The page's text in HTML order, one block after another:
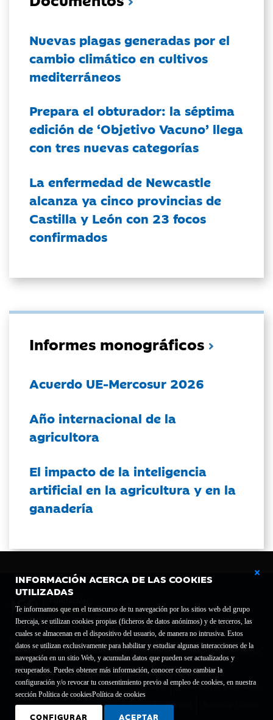
INFORMACIÓN ACERCA DE LAS COOKIES
UTILIZADAS
Te informamos que en el transcurso de tu navegación por los sitios web del grupo
Ibercaja, se utilizan cookies propias (ficheros de datos anónimos) y de terceros, las
cuales se almacenan en el dispositivo del usuario, de manera no intrusiva. Estos
datos se utilizan exclusivamente para habilitar y estudiar algunas interacciones de la
navegación en un sitio Web, y acumulan datos que pueden ser actualizados y
recuperados. Puedes obtener más información, conocer cómo cambiar la
configuración y/o revocar tu consentimiento previo al empleo de cookies, en nuestra
sección Política de cookiesPolítica de cookies
CONFIGURAR ACEPTAR
Nuevas plagas generadas por el
cambio climático en cultivos
mediterráneos
Prepara el obturador: la séptima
edición de ‘Objetivo Vacuno’ llega
con tres nuevas categorías
La enfermedad de Newcastle
alcanza ya cinco provincias de
Castilla y León con 23 focos
confirmados
Informes monográficos
Acuerdo UE-Mercosur 2026
Año internacional de la
agricultora
El impacto de la inteligencia
artificial en la agricultura y en la
ganadería
Fundación Bancaria Ibercaja C.I.F. G-50000652.
Inscrita en el Registro de Fundaciones del Mº de Educación, Cultura y Deporte con el nº
1689.
Domicilio social: Joaquín Costa, 13. 50001 Zaragoza.
Contacto
Declaración de accesibilidad
Aviso legal Política de privacidad